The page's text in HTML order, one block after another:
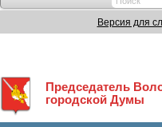
Версия для
Председатель
городской Думы